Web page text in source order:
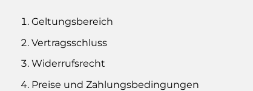
Geltungsbereich
Vertragsschluss
Widerrufsrecht
Preise und Zahlungsbedingungen